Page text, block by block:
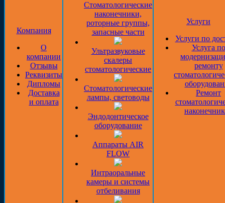
Компания
О
компании
Отзывы
Реквизиты
Дипломы
Доставка
и оплата
Стоматологические
наконечники,
роторные группы,
запасные части
Ультразвуковые
скалеры
стоматологические
Стоматологические
лампы, световоды
Эндодонтическое
оборудование
Аппараты AIR
FLOW
Интраоральные
камеры и системы
отбеливания
Услуги
Услуги по
Услуга по
ремонту
Ремонт